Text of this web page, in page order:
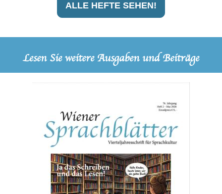
ALLE HEFTE SEHEN!
Lesen Sie weitere Ausgaben und Beiträge